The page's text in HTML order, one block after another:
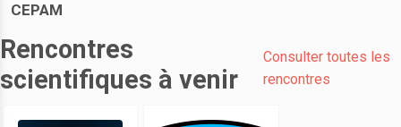
CEPAM
Rencontres
scientifiques à venir
Consulter toutes les
rencontres